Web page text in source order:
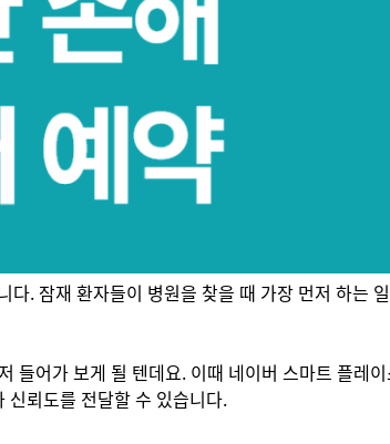
. 잠재 환자들이 병원을 찾을 때 가장 먼저 하는
들어가 보게 될 텐데요. 이때 네이버 스마트 플레이
신뢰도를 전달할 수 있습니다.